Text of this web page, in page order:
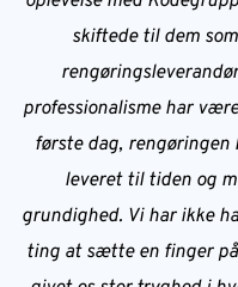
skiftede til dem
professionalisme har
første dag,
leveret til tiden og
grundighed. Vi har ikke
ting at sætte en finger